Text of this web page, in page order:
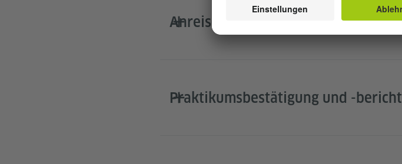
​Anreise
Praktikumsbestätigung und -bericht